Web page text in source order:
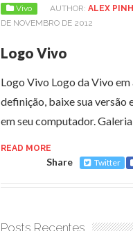
Vivo AUTHOR: ALEX
DE NOVEMBRO DE 2012
Logo Vivo
Logo Vivo Logo da Vivo em
definição, baixe sua versão
em seu computador.
READ MORE
Share Twitter
Posts Recentes